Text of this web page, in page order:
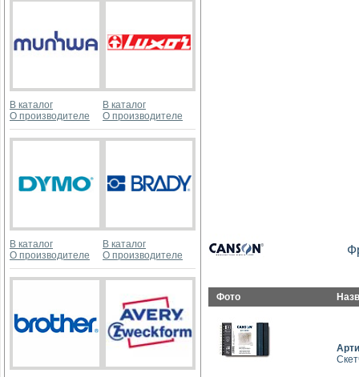
В каталог
О производителе
В каталог
О производителе
В каталог
О производителе
В каталог
О производителе
Фото